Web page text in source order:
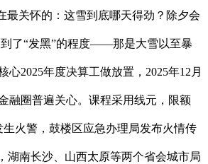
最关怀的：这雪到底哪天得劲？除夕会
到了“发黑”的程度——那是大雪以至暴
2025年度决算工做放置，2025年12月
融圈普遍关心。课程采用线元，限额
火警，鼓楼区应急办理局发布火情传
南长沙、山西太原等两个省会城市局